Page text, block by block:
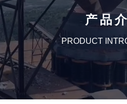
产品
PRODUCT